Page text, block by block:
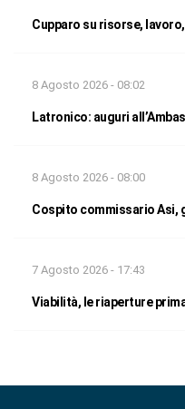
Cupparo su risorse,
8 Agosto 2026 - 08:02
Latronico: auguri
8 Agosto 2026 - 08:00
Cospito commissario Asi,
7 Agosto 2026 - 17:43
Viabilità, le riaperture